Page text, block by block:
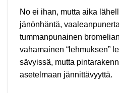
No ei ihan, mutta aika
jänönhäntä,
tummanpunainen
vahamainen “lehmuksen”
sävyissä, mutta
asetelmaan jännittävyyttä.